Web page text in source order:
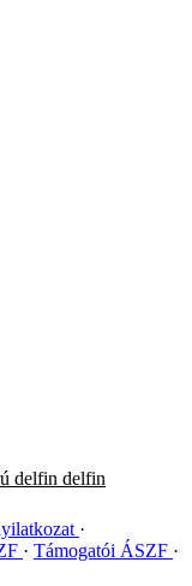
delfin delfin
Támogatói ÁSZF